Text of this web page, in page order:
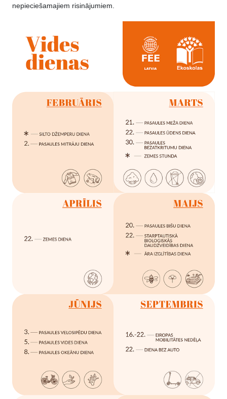
nepieciešamajiem risinājumiem.